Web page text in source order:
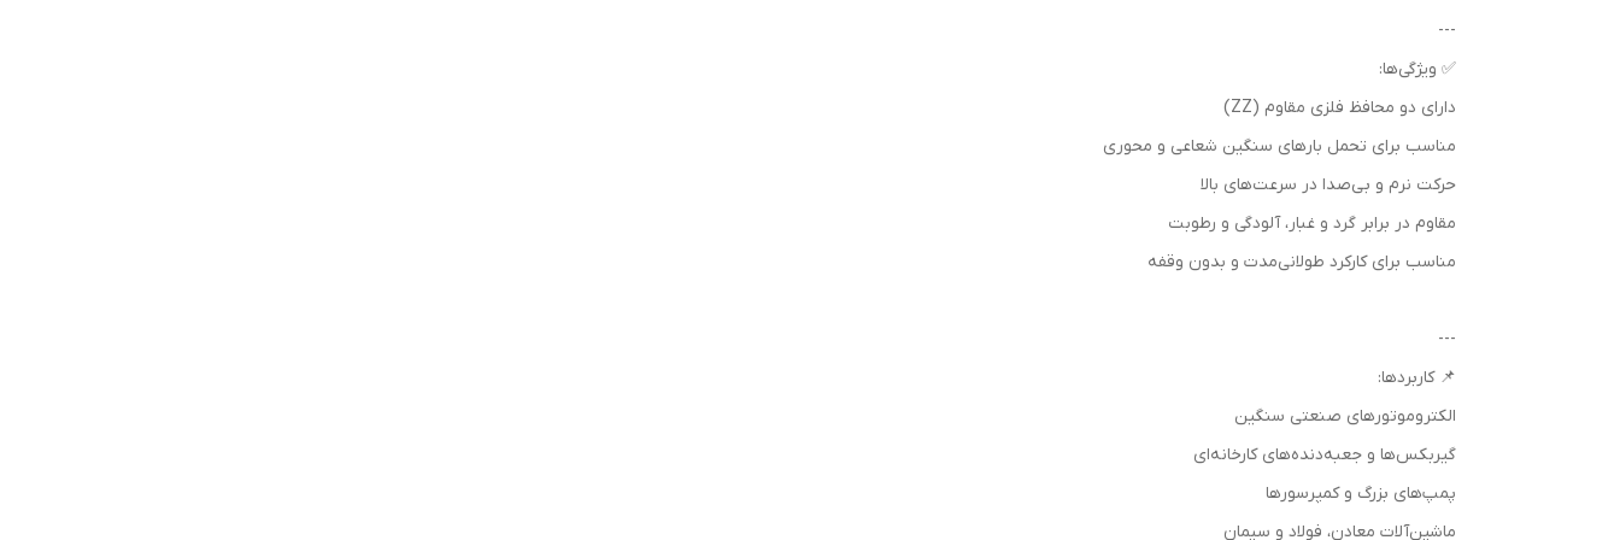
---
✅ ویژگی‌ها:
دارای دو محافظ فلزی مقاوم (ZZ)
مناسب برای تحمل بارهای سنگین شعاعی و محوری
حرکت نرم و بی‌صدا در سرعت‌های بالا
مقاوم در برابر گرد و غبار، آلودگی و رطوبت
مناسب برای کارکرد طولانی‌مدت و بدون وقفه
---
📌 کاربردها:
الکتروموتورهای صنعتی سنگین
گیربکس‌ها و جعبه‌دنده‌های کارخانه‌ای
پمپ‌های بزرگ و کمپرسورها
ماشین‌آلات معادن، فولاد و سیمان